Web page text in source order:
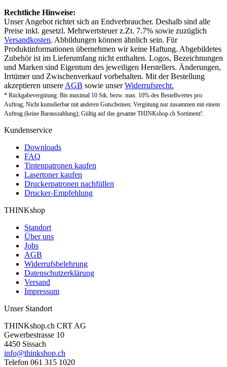
Rechtliche Hinweise:
Unser Angebot richtet sich an Endverbraucher. Deshalb sind alle
Preise inkl. gesetzl. Mehrwertsteuer z.Zt. 7.7% sowie zuzüglich
Versandkosten. Abbildungen können ähnlich sein. Für
Produktinformationen übernehmen wir keine Haftung. Abgebildetes
Zubehör ist im Lieferumfang nicht enthalten. Logos, Bezeichnungen
und Marken sind Eigentum des jeweiligen Herstellers. Änderungen,
Irrtümer und Zwischenverkauf vorbehalten. Mit der Bestellung
akzeptieren unsere AGB sowie unserWiderrufsrecht.
* Rückgabevergütung: Bis maximal 10 Stk. bezw. max. 10% des Bestellwertes pro
Auftrag; Nicht kumulierbar mit anderen Gutscheinen; Vergütung nur zusammen mit einem
Auftrag (keine Barauszahlung); Gültig auf das gesamte THINKshop.ch Sortiment!.
Kundenservice
Downloads
FAQ
Tintenpatronen kaufen
Lasertoner kaufen
Druckerpatronen nachfüllen
Drucker-Empfehlung
THINKshop
Standort
Über uns
Jobs
AGB
Widerrufsbelehrung
Datenschutzerklärung
Versand
Impressum
Unser Standort
THINKshop.ch CRT AG
Gewerbestrasse 10
4450 Sissach
info@thinkshop.ch
Telefon 061 315 1020